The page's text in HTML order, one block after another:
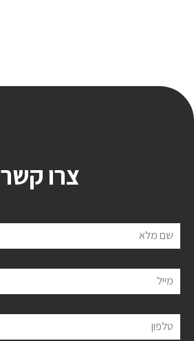
צרו קשר
שם מלא
מייל
טלפון